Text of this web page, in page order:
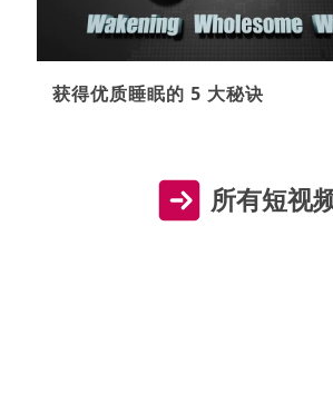
获得优质睡眠的 5 大秘诀
所有短视